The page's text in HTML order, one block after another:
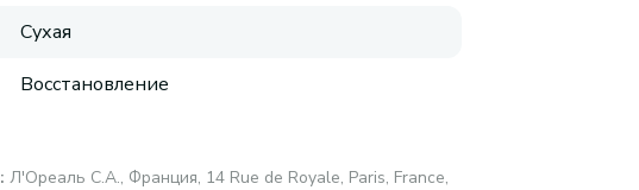
Сухая
Восстановление
: Л'Ореаль С.А., Франция, 14 Rue de Royale, Paris, France,